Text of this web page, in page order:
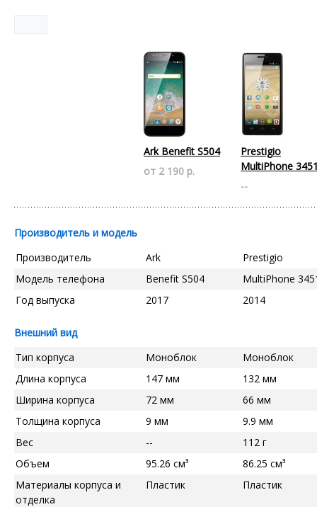
Ark Benefit S504
от 2 190 р.
Prestigio
MultiPhone
--
Производитель и модель
Производитель
Ark
Prestigio
Модель телефона
Benefit S504
MultiPhone
Год выпуска
2017 2014
Внешний вид
Тип корпуса
Моноблок
Моноблок
Длина корпуса
147 мм
132 мм
Ширина корпуса
72 мм
66 мм
Толщина корпуса
9 мм
9.9 мм
Вес
--
112 г
Объем
95.26 см³
86.25 см³
Материалы корпуса и
отделка
Пластик Пластик